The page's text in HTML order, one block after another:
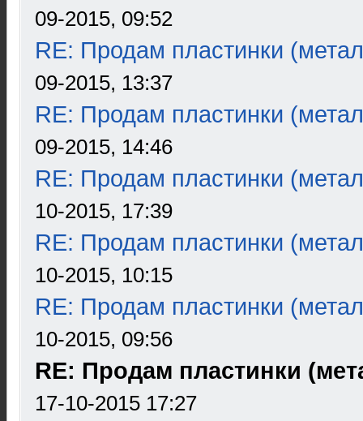
09-2015, 09:52
RE: Продам пластинки
09-2015, 13:37
RE: Продам пластинки
09-2015, 14:46
RE: Продам пластинки
10-2015, 17:39
RE: Продам пластинки
10-2015, 10:15
RE: Продам пластинки
10-2015, 09:56
RE: Продам пластинки
17-10-2015 17:27